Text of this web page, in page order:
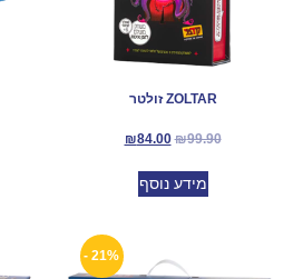
ZOLTAR זולטר
₪99.90
₪84.00
מידע נוסף
21% -